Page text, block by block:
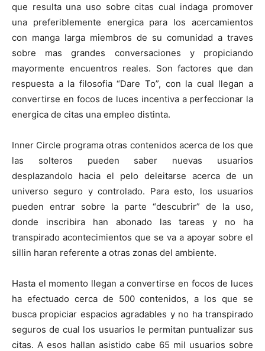
que resulta una uso sobre citas cual indaga promover
una preferiblemente energica para los acercamientos
con manga larga miembros de su comunidad a traves
sobre mas grandes conversaciones y propiciando
mayormente encuentros reales. Son factores que dan
respuesta a la filosofia “Dare To”, con la cual llegan a
convertirse en focos de luces incentiva a perfeccionar la
energica de citas una empleo distinta.
Inner Circle programa otras contenidos acerca de los que
las solteros pueden saber nuevas usuarios
desplazandolo hacia el pelo deleitarse acerca de un
universo seguro y controlado. Para esto, los usuarios
pueden entrar sobre la parte “descubrir” de la uso,
donde inscribira han abonado las tareas y no ha
transpirado acontecimientos que se va a apoyar sobre el
silli­n haran referente a otras zonas del ambiente.
Hasta el momento llegan a convertirse en focos de luces
ha efectuado cerca de 500 contenidos, a los que se
busca propiciar espacios agradables y no ha transpirado
seguros de cual los usuarios le permitan puntualizar sus
citas. A esos hallan asistido cabe 65 mil usuarios sobre